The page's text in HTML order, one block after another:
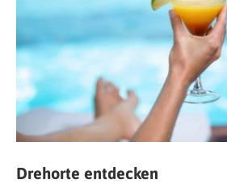
Drehorte entdecken